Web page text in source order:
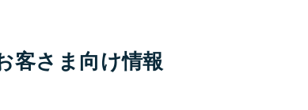
客さま向け情報